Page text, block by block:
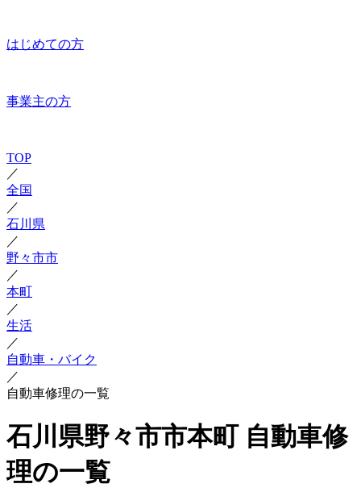
はじめての方
事業主の方
TOP
／
全国
／
石川県
／
野々市市
／
本町
／
生活
／
自動車・バイク
／
自動車修理の一覧
石川県野々市市本町 自動車修
理の一覧